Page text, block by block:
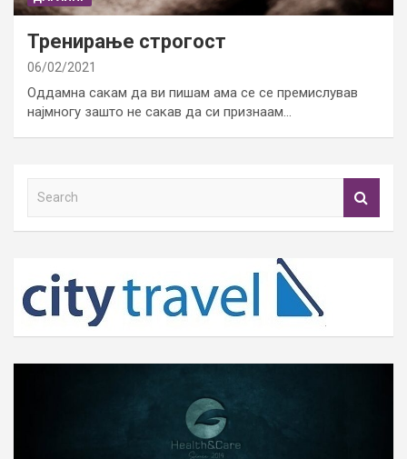
Тренирање строгост
06/02/2021
Оддамна сакам да ви пишам ама се се премислував
најмногу зашто не сакав да си признаам…
h